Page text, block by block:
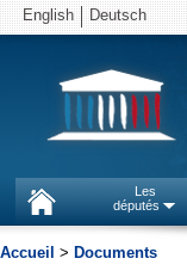
English Deutsch
Les
députés
Accueil > Documents